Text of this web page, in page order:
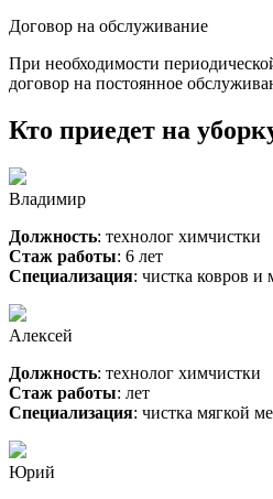
Договор на обслуживание
При необходимости
договор на постоянное
Кто приедет на
Владимир
Должность: технолог химчистки
Стаж работы: 6 лет
Специализация: чистка ковров и
Алексей
Должность: технолог химчистки
Стаж работы: лет
Специализация: чистка мягкой
Юрий